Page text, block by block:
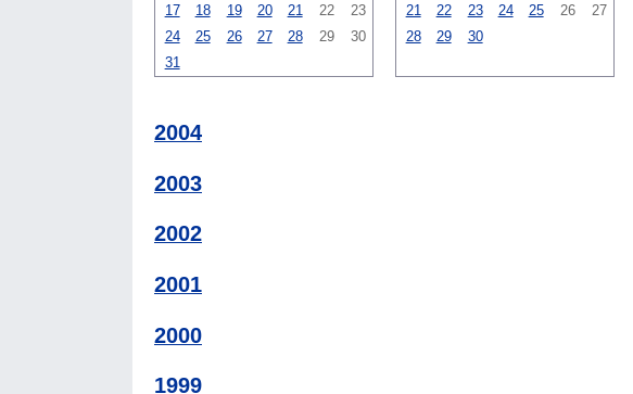
17
18 19 20 21 22
23
24
25 26 27 28 29
30
31
21
22 23 24 25 26
27
28
29 30
2004
2003
2002
2001
2000
1999